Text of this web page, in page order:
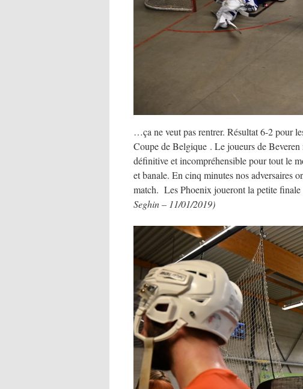
…ça ne veut pas rentrer. Résultat 6-2 pour
Coupe de Belgique . Le joueurs de
définitive et incompréhensible pour tout le
et banale. En cinq minutes nos adversaires
match. Les Phoenix joueront la petite
Seghin – 11/01/2019)